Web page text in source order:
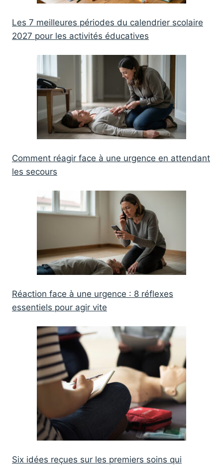
Les 7 meilleures périodes du calendrier scolaire
2027 pour les activités éducatives
Comment réagir face à une urgence en attendant
les secours
Réaction face à une urgence : 8 réflexes
essentiels pour agir vite
Six idées reçues sur les premiers soins qui